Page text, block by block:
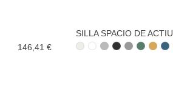
146,41 €
SILLA SPACIO DE ACTIU